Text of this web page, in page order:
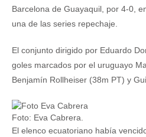
Barcelona de Guayaquil, por 4-0,
una de las series repechaje.
El conjunto dirigido por Eduardo
goles marcados por el uruguayo
Benjamín Rollheiser (38m PT) y
Foto: Eva Cabrera.
El elenco ecuatoriano había